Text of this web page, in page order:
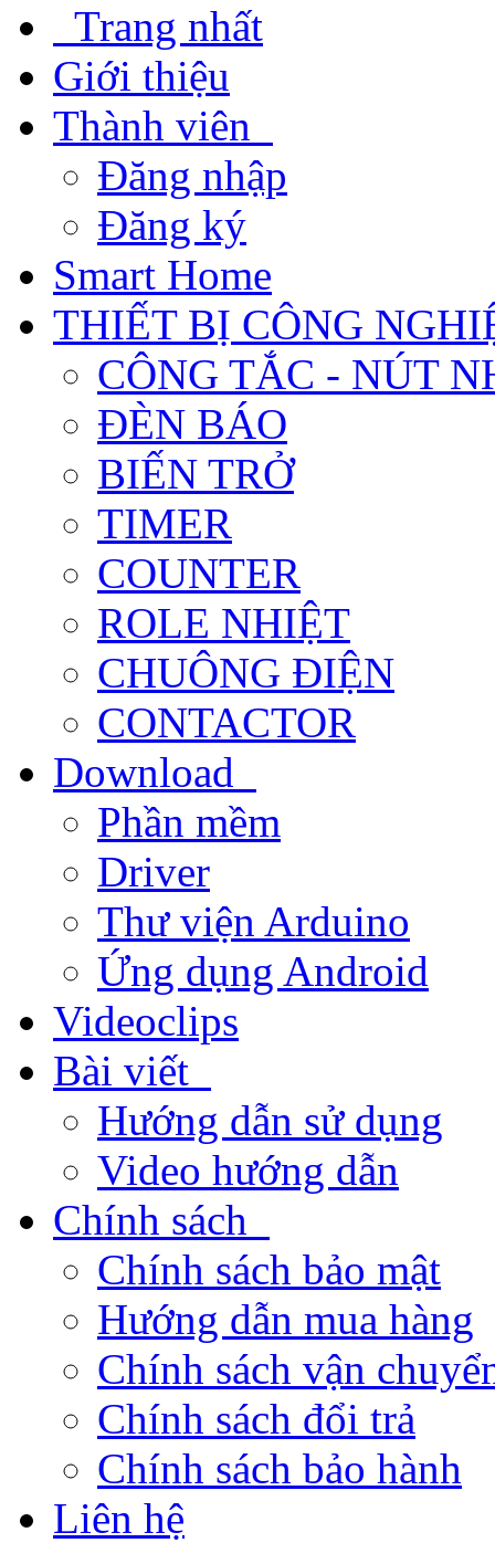
Trang nhất
Giới thiệu
Thành viên
Đăng nhập
Đăng ký
Smart Home
THIẾT BỊ CÔNG
CÔNG TẮC - NÚT
ĐÈN BÁO
BIẾN TRỞ
TIMER
COUNTER
ROLE NHIỆT
CHUÔNG ĐIỆN
CONTACTOR
Download
Phần mềm
Driver
Thư viện Arduino
Ứng dụng Android
Videoclips
Bài viết
Hướng dẫn sử dụng
Video hướng dẫn
Chính sách
Chính sách bảo mật
Hướng dẫn mua hàng
Chính sách vận
Chính sách đổi trả
Chính sách bảo hành
Liên hệ